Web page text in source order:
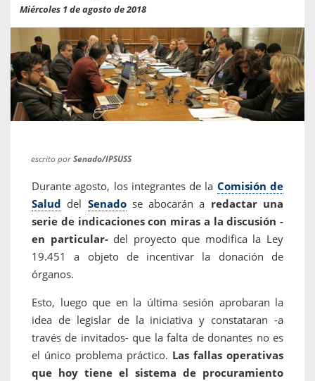
Miércoles 1 de agosto de 2018
escrito porSenado/IPSUSS
Durante agosto, los integrantes de la Comisión de
Salud del Senadose abocarán a redactar una
serie de indicaciones con miras a la discusión -
en particular-del proyecto que modifica la Ley
19.451 a objeto de incentivar la donación de
órganos.
Esto, luego que en la última sesión aprobaran la
idea de legislar de la iniciativa y constataran -a
través de invitados- que la falta de donantes no es
el único problema práctico. Las fallas operativas
que hoy tiene el sistema de procuramiento